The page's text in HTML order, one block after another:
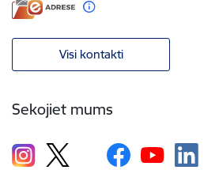
Visi kontakti
Sekojiet mums